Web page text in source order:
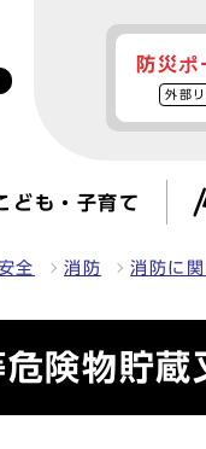
防災ポ
外部
ども・子育て
全 消防 消防に
険物貯蔵